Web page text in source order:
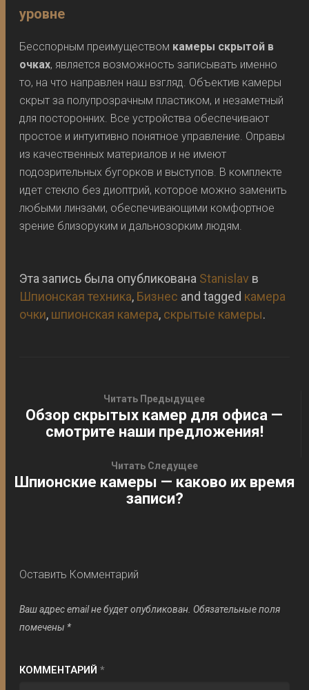
уровне
Бесспорным преимуществом камеры скрытой в
очках, является возможность записывать именно
то, на что направлен наш взгляд. Объектив камеры
скрыт за полупрозрачным пластиком, и незаметный
для посторонних. Все устройства обеспечивают
простое и интуитивно понятное управление. Оправы
из качественных материалов и не имеют
подозрительных бугорков и выступов. В комплекте
идет стекло без диоптрий, которое можно заменить
любыми линзами, обеспечивающими комфортное
зрение близоруким и дальнозорким людям.
Эта запись была опубликована Stanislav в
Шпионская техника, Бизнес and tagged камера
очки, шпионская камера, скрытые камеры.
Читать Предыдущее
Обзор скрытых камер для офиса —
смотрите наши предложения!
Читать Следущее
Шпионские камеры — каково их время
записи?
Оставить Комментарий
Ваш адрес email не будет опубликован. Обязательные поля
помечены *
КОММЕНТАРИЙ*